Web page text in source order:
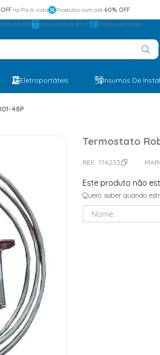
no Pix à vista Produtos com até 60% OFF
0800-200-6550 Calculadora de BTUs Pedidos realizados
Eletroportáteis Insumos De
48P
Termostato
REF: 114233
Este produto não
Quero saber quando